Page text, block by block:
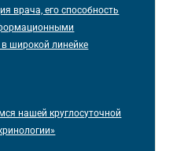
врача, его способность
широкой линейке
нашей круглосуточной